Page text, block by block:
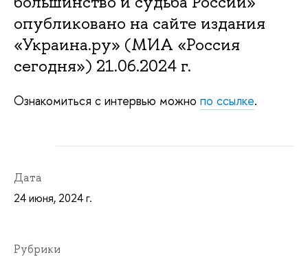
опубликовано на сайте издания
«Украина.ру» (МИА «Россия
сегодня») 21.06.2024 г.
Ознакомиться с интервью можно по ссылке.
Дата
24 июня, 2024 г.
Рубрики